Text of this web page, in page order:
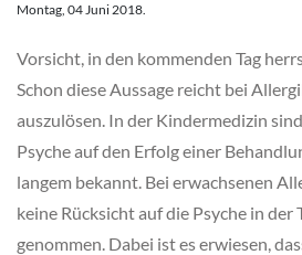
Montag, 04 Juni 2018.
Vorsicht, in den kommenden Tag
Schon diese Aussage reicht bei
auszulösen. In der Kindermedizin
Psyche auf den Erfolg einer
langem bekannt. Bei erwachsenen
keine Rücksicht auf die Psyche in
genommen. Dabei ist es erwiesen,